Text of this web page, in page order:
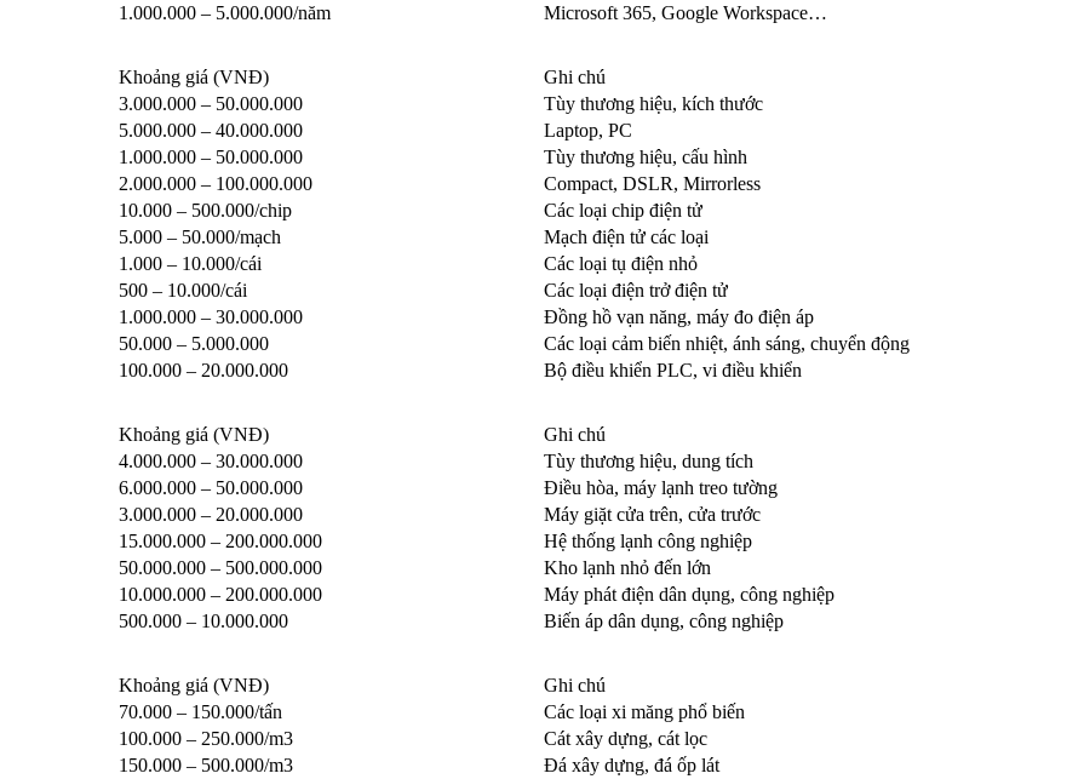
1.000.000 – 5.000.000/năm
Microsoft 365, Google Workspace…
Khoảng giá (VNĐ)
Ghi chú
3.000.000 – 50.000.000
Tùy thương hiệu, kích thước
5.000.000 – 40.000.000
Laptop, PC
1.000.000 – 50.000.000
Tùy thương hiệu, cấu hình
2.000.000 – 100.000.000
Compact, DSLR, Mirrorless
10.000 – 500.000/chip
Các loại chip điện tử
5.000 – 50.000/mạch
Mạch điện tử các loại
1.000 – 10.000/cái
Các loại tụ điện nhỏ
500 – 10.000/cái
Các loại điện trở điện tử
1.000.000 – 30.000.000
Đồng hồ vạn năng, máy đo điện áp
50.000 – 5.000.000
Các loại cảm biến nhiệt, ánh sáng, chuyển động
100.000 – 20.000.000
Bộ điều khiển PLC, vi điều khiển
Khoảng giá (VNĐ)
Ghi chú
4.000.000 – 30.000.000
Tùy thương hiệu, dung tích
6.000.000 – 50.000.000
Điều hòa, máy lạnh treo tường
3.000.000 – 20.000.000
Máy giặt cửa trên, cửa trước
15.000.000 – 200.000.000
Hệ thống lạnh công nghiệp
50.000.000 – 500.000.000
Kho lạnh nhỏ đến lớn
10.000.000 – 200.000.000
Máy phát điện dân dụng, công nghiệp
500.000 – 10.000.000
Biến áp dân dụng, công nghiệp
Khoảng giá (VNĐ)
Ghi chú
70.000 – 150.000/tấn
Các loại xi măng phổ biến
100.000 – 250.000/m3
Cát xây dựng, cát lọc
150.000 – 500.000/m3
Đá xây dựng, đá ốp lát